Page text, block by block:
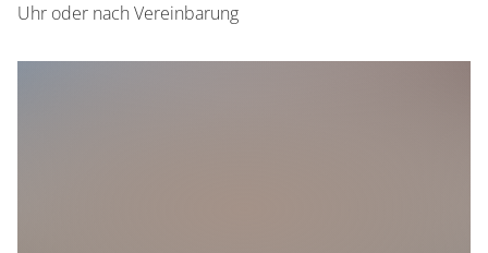
Uhr oder nach Vereinbarung